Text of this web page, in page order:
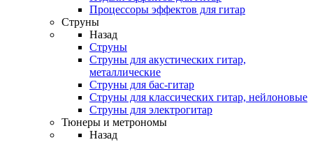
Процессоры эффектов для гитар
Струны
Назад
Струны
Струны для акустических гитар,
металлические
Струны для бас-гитар
Струны для классических гитар, нейлоновые
Струны для электрогитар
Тюнеры и метрономы
Назад